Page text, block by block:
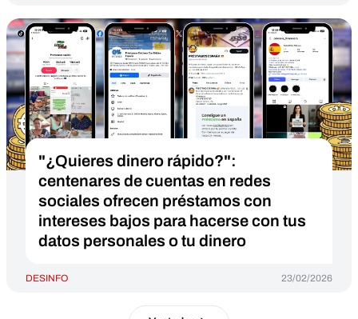
"¿Quieres dinero rápido?":
centenares de cuentas en redes
sociales ofrecen préstamos con
intereses bajos para hacerse con tus
datos personales o tu dinero
DESINFO 23/02/2026